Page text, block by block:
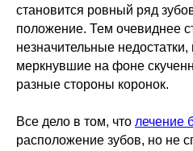
становится ровный ряд
положение. Тем очевиднее
незначительные
меркнувшие на фоне
разные стороны коронок.
Все дело в том, что лечение
расположение зубов, но не